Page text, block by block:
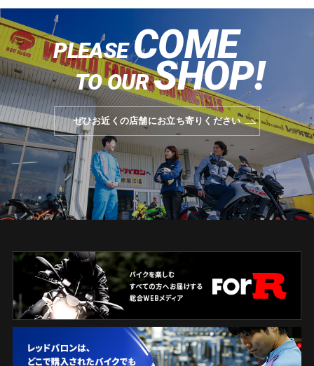
PLEASECOME
TO OURSHOP!
ぜひお近くの店舗にお立ち寄りください